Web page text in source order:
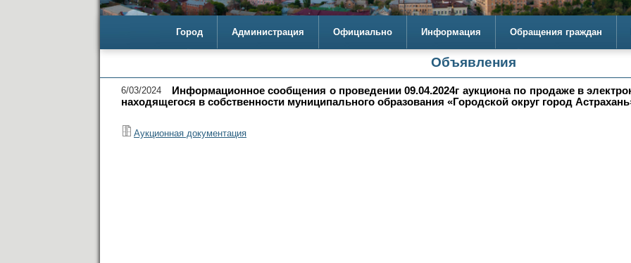
Город Администрация Официально Информация Обращения граждан
Объявления
6/03/2024
Информационное сообщения о проведении 09.04.2024г аукциона по продаже в
находящегося в собственности муниципального образования «Городской округ город
Аукционная документация